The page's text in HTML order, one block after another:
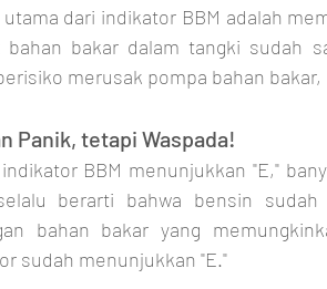
utama dari indikator BBM adalah
bahan bakar dalam tangki sudah
merusak pompa bahan
Panik, tetapi Waspada!
BBM menunjukkan "E,"
berarti bahwa bensin sudah
bahan bakar yang
sudah menunjukkan "E."